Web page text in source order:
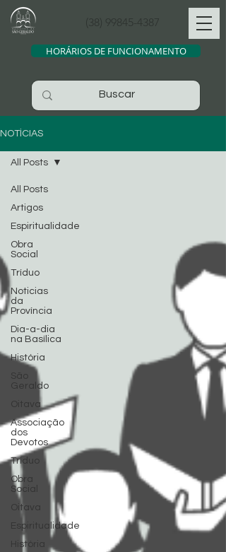
(38) 99845-4387
HORÁRIOS DE FUNCIONAMENTO
NOTÍCIAS
All Posts
Artigos
Espiritualidade
Obra
Social
Tríduo
Noticias
da
Província
Dia-a-dia
na Basílica
História
São
Geraldo
Oitava
Associação
dos
Devotos
Tríduo
Obra
Social
Oitava
Espiritualidade
História
All Posts